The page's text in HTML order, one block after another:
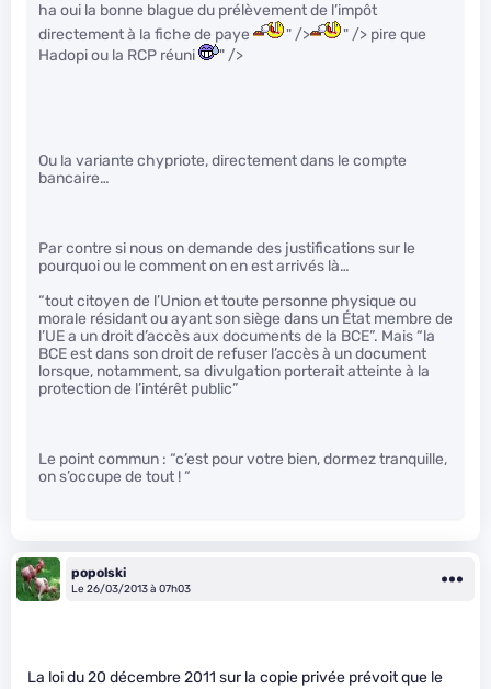
ha oui la bonne blague du prélèvement de l’impôt
directement à la fiche de paye
" />
" /> pire que
Hadopi ou la RCP réuni
" />
Ou la variante chypriote, directement dans le compte
bancaire…
Par contre si nous on demande des justifications sur le
pourquoi ou le comment on en est arrivés là…
“tout citoyen de l’Union et toute personne physique ou
morale résidant ou ayant son siège dans un État membre de
l’UE a un droit d’accès aux documents de la BCE”. Mais “la
BCE est dans son droit de refuser l’accès à un document
lorsque, notamment, sa divulgation porterait atteinte à la
protection de l’intérêt public”
Le point commun : “c’est pour votre bien, dormez tranquille,
on s’occupe de tout ! “
popolski
Le 26/03/2013 à 07h03
La loi du 20 décembre 2011 sur la copie privée prévoit que le